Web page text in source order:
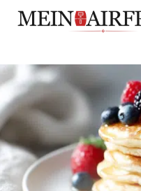
Zum
Inhalt